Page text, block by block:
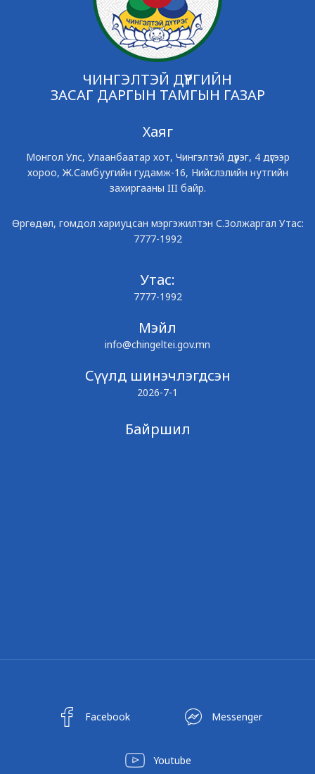
ЧИНГЭЛТЭЙ ДҮҮРГИЙН
ЗАСАГ ДАРГЫН ТАМГЫН ГАЗАР
Хаяг
Монгол Улс, Улаанбаатар хот, Чингэлтэй дүүрэг, 4 дүгээр
хороо, Ж.Самбуугийн гудамж-16, Нийслэлийн нутгийн
захиргааны III байр.
Өргөдөл, гомдол хариуцсан мэргэжилтэн С.Золжаргал Утас:
7777-1992
Утас:
7777-1992
Мэйл
info@chingeltei.gov.mn
Сүүлд шинэчлэгдсэн
2026-7-1
Байршил
Facebook Messenger
Youtube